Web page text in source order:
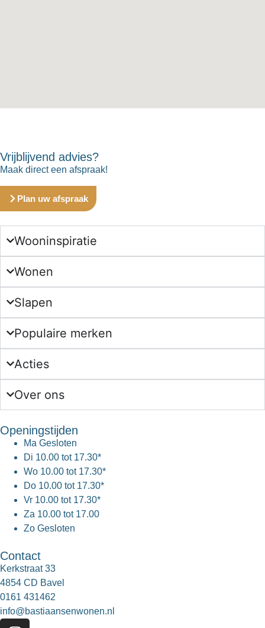
Vrijblijvend advies?
Maak direct een afspraak!
Plan uw afspraak
Wooninspiratie
Wonen
Slapen
Populaire merken
Acties
Over ons
Openingstijden
Ma Gesloten
Di 10.00 tot 17.30*
Wo 10.00 tot 17.30*
Do 10.00 tot 17.30*
Vr 10.00 tot 17.30*
Za 10.00 tot 17.00
Zo Gesloten
Contact
Kerkstraat 33
4854 CD Bavel
0161 431462
info@bastiaansenwonen.nl